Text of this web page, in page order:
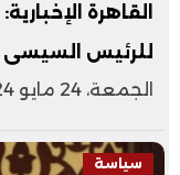
القاهرة
للرئيس السيسى
الجمعة، 24 مايو 2024 06:33 م
سياسة